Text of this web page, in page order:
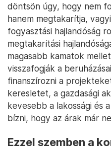
döntsön úgy, hogy nem
hanem megtakarítja,
fogyasztási hajlandóság
megtakarítási
magasabb kamatok
visszafogják a
finanszírozni a
keresletet, a gazdasági
kevesebb a lakossági és
bízni, hogy az árak már
Ezzel szemben a